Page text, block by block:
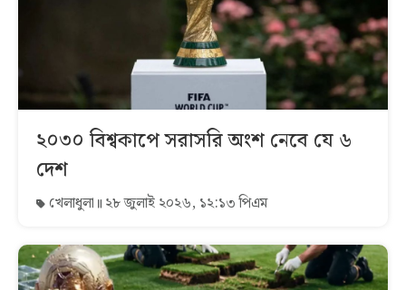
২০৩০ বিশ্বকাপে সরাসরি অংশ নেবে যে ৬
দেশ
খেলাধুলা ২৮ জুলাই ২০২৬, ১২:১৩ পিএম